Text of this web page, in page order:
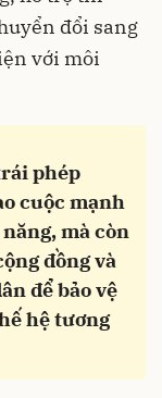
đổi sang
với môi
phép
cuộc mạnh
mà còn
đồng và
để bảo vệ
hệ tương